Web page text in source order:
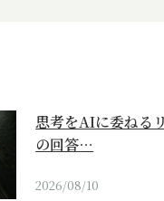
思考をAIに委ねる
の回答…
2026/08/10